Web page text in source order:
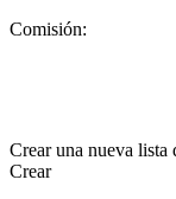
Comisión:
Crear una nueva lista
Crear